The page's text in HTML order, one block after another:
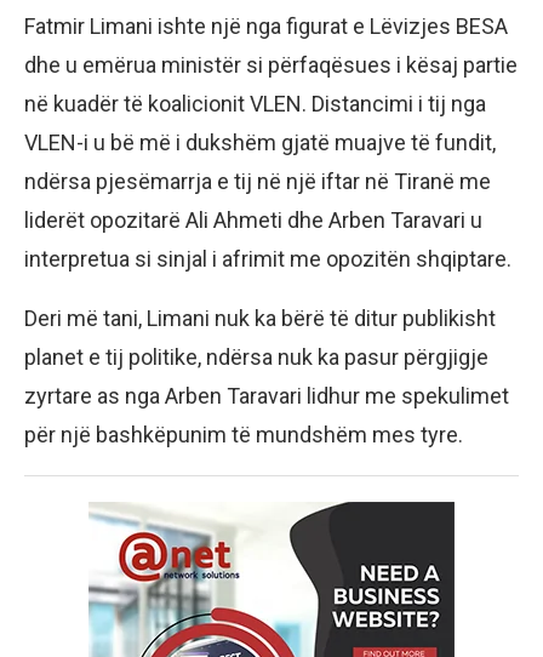
Fatmir Limani ishte një nga figurat e Lëvizjes BESA
dhe u emërua ministër si përfaqësues i kësaj partie
në kuadër të koalicionit VLEN. Distancimi i tij nga
VLEN-i u bë më i dukshëm gjatë muajve të fundit,
ndërsa pjesëmarrja e tij në një iftar në Tiranë me
liderët opozitarë Ali Ahmeti dhe Arben Taravari u
interpretua si sinjal i afrimit me opozitën shqiptare.
Deri më tani, Limani nuk ka bërë të ditur publikisht
planet e tij politike, ndërsa nuk ka pasur përgjigje
zyrtare as nga Arben Taravari lidhur me spekulimet
për një bashkëpunim të mundshëm mes tyre.